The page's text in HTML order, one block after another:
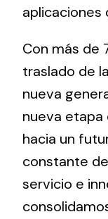
Complete
material for
Amplia gama
ventilación
aplicaciones
Con más de
traslado de
nueva
nueva
hacia un
constante
servicio e